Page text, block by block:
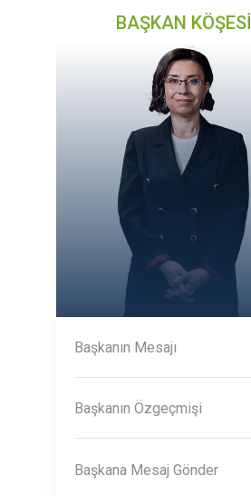
BAŞKAN KÖŞESİ
Başkanın Mesajı
Başkanın Özgeçmişi
Başkana Mesaj Gönder